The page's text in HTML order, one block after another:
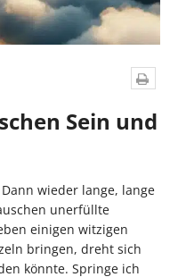
Sein und
wieder lange, lange
unerfüllte
einigen witzigen
bringen, dreht sich
könnte. Springe ich